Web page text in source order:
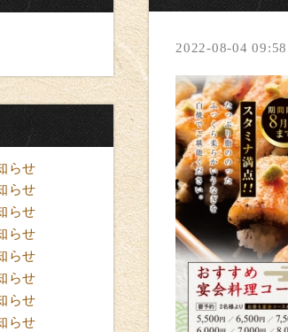
らせ
らせ
らせ
らせ
らせ
らせ
らせ
らせ
2022-08-04